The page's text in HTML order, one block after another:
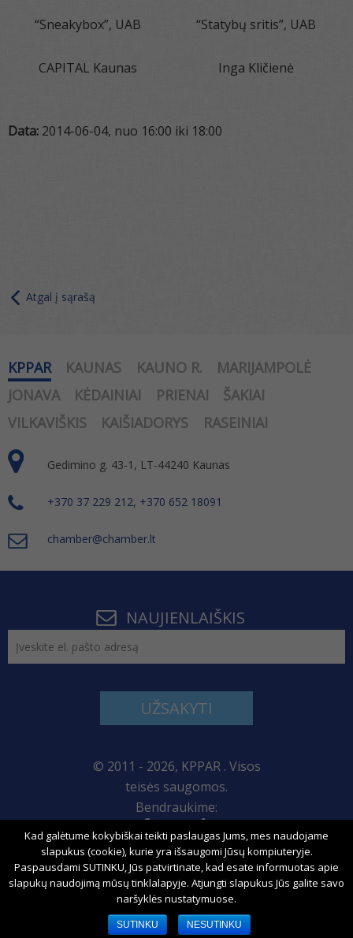
“Sneakybox”, UAB “Statybų sritis”, UAB
CAPITAL Kaunas Inga Kličienė
Data: 2014-06-04, nuo 16:00 iki 18:00
Atgal į sąrašą
KPPAR KAUNAS KAUNO R.
MARIJAMPOLĖ
JONAVA
KĖDAINIAI PRIENAI
ŠAKIAI
VILKAVIŠKIS
KAIŠIADORYS RASEINIAI
Gedimino g. 43-1, LT-44240 Kaunas
+370 37 229 212, +370 652 18091
chamber@chamber.lt
NAUJIENLAIŠKIS
UŽSAKYTI
© 2011 - 2026, KPPAR . Visos
teisės saugomos.
Bendraukime:
Svetainės žemėlapis
Kad galėtume kokybiškai teikti paslaugas Jums, mes naudojame
slapukus (cookie), kurie yra išsaugomi Jūsų kompiuteryje.
Paspausdami SUTINKU, Jūs patvirtinate, kad esate informuotas apie
slapukų naudojimą mūsų tinklalapyje. Atjungti slapukus Jūs galite savo
naršyklės nustatymuose.
SUTINKU NESUTINKU